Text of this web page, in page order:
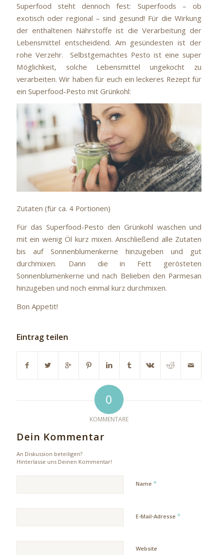
Superfood steht dennoch fest: Superfoods – ob
exotisch oder regional – sind gesund! Für die Wirkung
der enthaltenen Nährstoffe ist die Verarbeitung der
Lebensmittel entscheidend. Am gesündesten ist der
rohe Verzehr. Selbstgemachtes Pesto ist eine super
Möglichkeit, solche Lebensmittel ungekocht zu
verarbeiten. Wir haben für euch ein leckeres Rezept für
ein Superfood-Pesto mit Grünkohl:
Zutaten (für ca. 4 Portionen)
Für das Superfood-Pesto den Grünkohl waschen und
mit ein wenig Öl kurz mixen. Anschließend alle Zutaten
bis auf Sonnenblumenkerne hinzugeben und gut
durchmixen. Dann die in Fett gerösteten
Sonnenblumenkerne und nach Belieben den Parmesan
hinzugeben und noch einmal kurz durchmixen.
Bon Appetit!
Eintrag teilen
0
KOMMENTARE
Dein Kommentar
An Diskussion beteiligen?
Hinterlasse uns Deinen Kommentar!
Name *
E-Mail-Adresse *
Website